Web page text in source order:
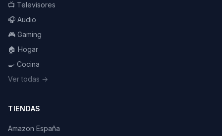
📺 Televisores
🎧 Audio
🎮 Gaming
🏠 Hogar
🍳 Cocina
Ver todas →
TIENDAS
Amazon España